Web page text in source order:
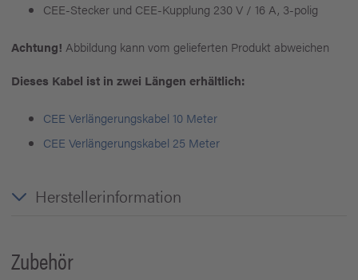
CEE-Stecker und CEE-Kupplung 230 V / 16 A, 3-polig
Achtung! Abbildung kann vom gelieferten Produkt abweichen
Dieses Kabel ist in zwei Längen erhältlich:
CEE Verlängerungskabel 10 Meter
CEE Verlängerungskabel 25 Meter
Herstellerinformation
Zubehör